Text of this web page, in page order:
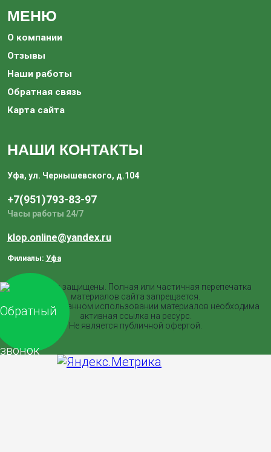
МЕНЮ
О компании
Отзывы
Наши работы
Обратная связь
Карта сайта
НАШИ КОНТАКТЫ
Уфа, ул. Чернышевского, д.104
+7(951)793-83-97‬
Часы работы 24/7
klop.online@yandex.ru
Филиалы: Уфа
Все права защищены. Полная или частичная перепечатка
материалов сайта запрещается.
При согласованном использовании материалов необходима
активная ссылка на ресурс.
Не является публичной офертой.